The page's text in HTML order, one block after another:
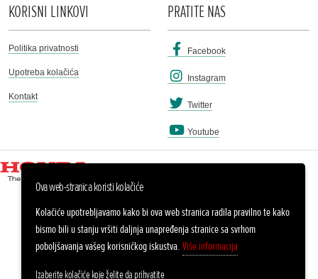
KORISNI LINKOVI
Politika privatnosti
Upotreba kolačića
Kontakt
PRATITE NAS
Facebook
Instagram
Twitter
Youtube
Ova web-stranica koristi kolačiće
Kolačiće upotrebljavamo kako bi ova web stranica radila pravilno te kako
bismo bili u stanju vršiti daljnja unapređenja stranice sa svrhom
poboljšavanja vašeg korisničkog iskustva. Više informacija
Izaberite kolačiće koje želite da prihvatite